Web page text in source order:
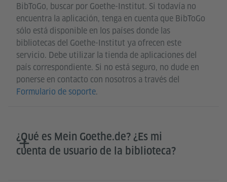
BibToGo, buscar por Goethe-Institut. Si todavía no
encuentra la aplicación, tenga en cuenta que BibToGo
sólo está disponible en los países donde las
bibliotecas del Goethe-Institut ya ofrecen este
servicio. Debe utilizar la tienda de aplicaciones del
país correspondiente. Si no está seguro, no dude en
ponerse en contacto con nosotros a través del
Formulario de soporte.
¿Qué es Mein Goethe.de? ¿Es mi
cuenta de usuario de la biblioteca?